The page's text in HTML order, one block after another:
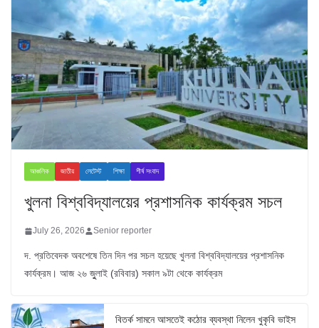
আঞ্চলিক জাতীয় লেটেস্ট শিক্ষা শীর্ষ সংবাদ
খুলনা বিশ্ববিদ্যালয়ের প্রশাসনিক কার্যক্রম সচল
July 26, 2026 Senior reporter
দ. প্রতিবেদক অবশেষে তিন দিন পর সচল হয়েছে খুলনা বিশ্ববিদ্যালয়ের প্রশাসনিক
কার্যক্রম। আজ ২৬ জুুলাই (রবিবার) সকাল ৯টা থেকে কার্যক্রম
বিতর্ক সামনে আসতেই কঠোর ব্যবস্থা নিলেন খুকৃবি ভাইস